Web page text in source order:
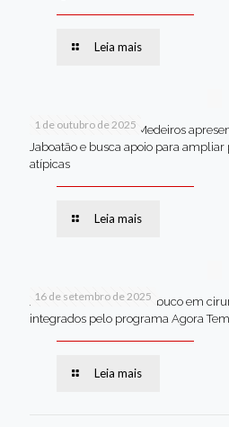
Leia mais
1 de outubro de 2025
Em Brasília, Andréa Medeiros
Jaboatão e busca apoio para
atípicas
Leia mais
16 de setembro de 2025
Jaboatão lidera Pernambuco em
integrados pelo programa Agora
Leia mais